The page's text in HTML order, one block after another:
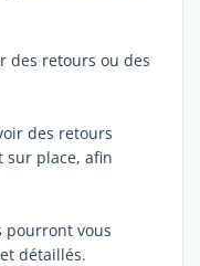
des retours ou des
des retours
sur place, afin
pourront vous
détaillés.